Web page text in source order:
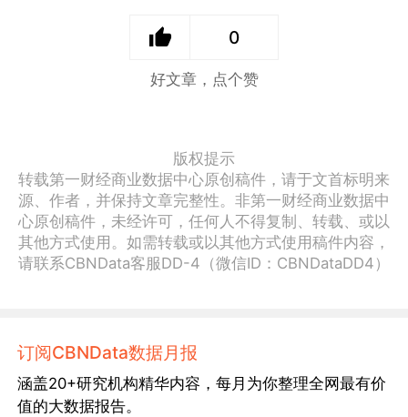
0
好文章，点个赞
版权提示
转载第一财经商业数据中心原创稿件，请于文首标明来
源、作者，并保持文章完整性。非第一财经商业数据中
心原创稿件，未经许可，任何人不得复制、转载、或以
其他方式使用。如需转载或以其他方式使用稿件内容，
请联系CBNData客服DD-4（微信ID：CBNDataDD4）
订阅CBNData数据月报
涵盖20+研究机构精华内容，每月为你整理全网最有价
值的大数据报告。